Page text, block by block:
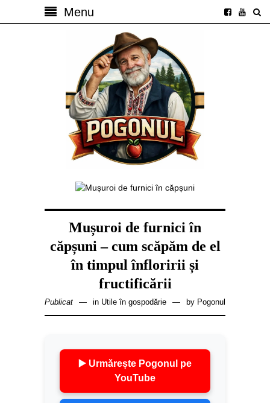
Menu
Mușuroi de furnici în
căpșuni – cum scăpăm de el
în timpul înfloririi și
fructificării
Publicat in Utile în gospodărie by Pogonul
▶️ Urmărește Pogonul pe
YouTube